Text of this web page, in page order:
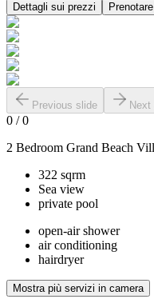
Dettagli sui prezzi Prenotare
Previous slide Next
0 /0
2 Bedroom Grand Beach
322 sqrm
Sea view
private pool
open-air shower
air conditioning
hairdryer
Mostra più servizi in camera